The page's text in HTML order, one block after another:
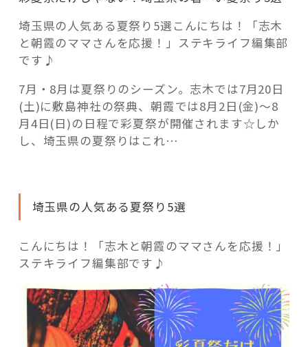
おすすめ
スポット 学び・教育
「場」
HAREL HAREL
「ひと」
協賛・協力店
埼玉県の人気ある夏祭り5選こんにちは！「志木
と朝霞のママさんを応援！」ステキライフ編集部
です♪
7月・8月は夏祭りのシーズン。志木では7月20日
(土)に敷島神社の祭典、朝霞では8月2日(金)～8
月4日(日)の日程で彩夏祭が開催されます☆しか
し、埼玉県の夏祭りはこれ…
埼玉県の人気ある夏祭り5選
こんにちは！「志木と朝霞のママさんを応援！」
ステキライフ編集部です♪